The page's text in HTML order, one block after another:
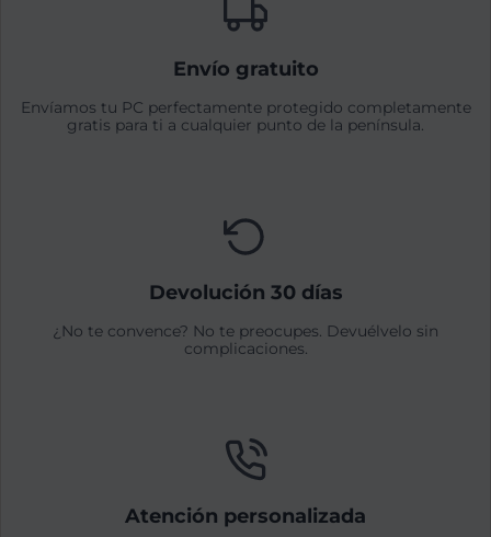
Envío gratuito
Envíamos tu PC perfectamente protegido completamente
gratis para ti a cualquier punto de la península.
Devolución 30 días
¿No te convence? No te preocupes. Devuélvelo sin
complicaciones.
Atención personalizada